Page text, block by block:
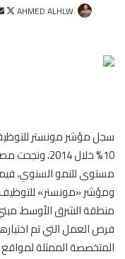
AHMED ALHLW
سجل مؤشر مونستر
10% خلال
مستوى للنمو السنوي،
ومؤشر «مونستر»
منطقة الشرق الأوسط،
فرص العمل التي تم
المتخصصة الممثلة لمواقع